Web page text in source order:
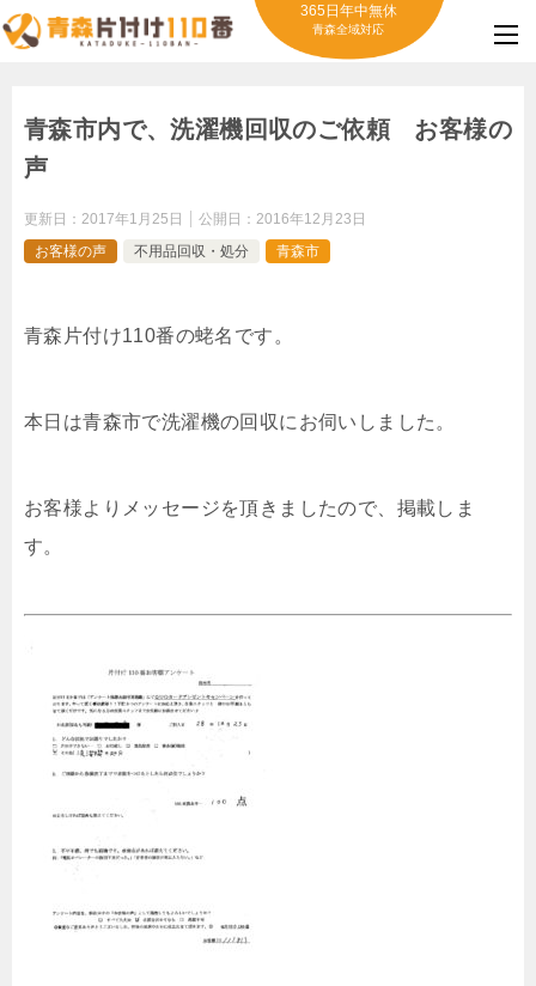
365日年中無休
青森全域対応
青森市内で、洗濯機回収のご依頼 お客様の
声
更新日： 2017年1月25日 公開日： 2016年12月23日
お客様の声
不用品回収・処分 青森市
青森片付け110番の蛯名です。
本日は青森市で洗濯機の回収にお伺いしました。
お客様よりメッセージを頂きましたので、掲載しま
す。